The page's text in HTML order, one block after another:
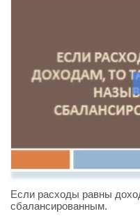
Если расходы равны
сбалансированным.